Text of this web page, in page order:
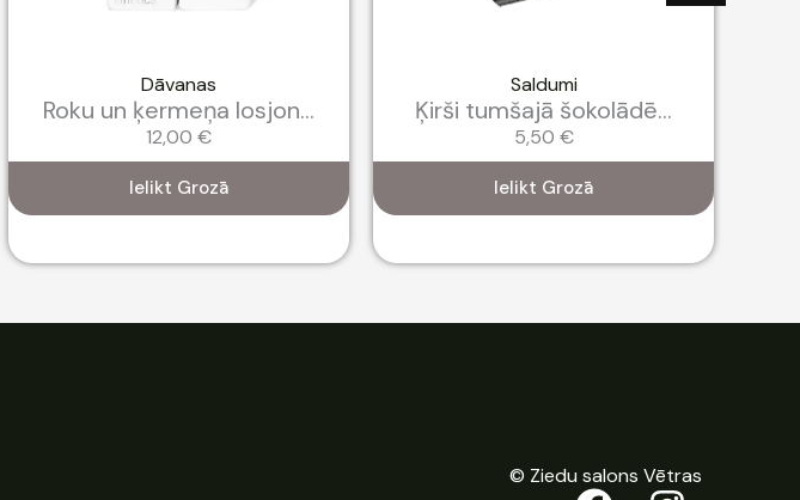
Dāvanas
Roku un ķermeņa losjon...
12,00 €
Ielikt Grozā
Saldumi
Ķirši tumšajā šokolādē...
5,50 €
Ielikt Grozā
© Ziedu salons Vētras